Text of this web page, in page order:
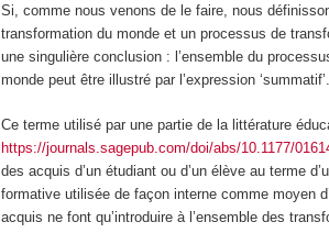
Si, comme nous venons de le faire, nous
transformation du monde et un processus de
une singulière conclusion : l’ensemble du
monde peut être illustré par l’expression ‘summatif’.
Ce terme utilisé par une partie de la littérature
https://journals.sagepub.com/doi/abs/10.1177/
des acquis d’un étudiant ou d’un élève au terme
formativeutilisée de façon interne comme moyen
acquis ne font qu’introduire à l’ensemble des